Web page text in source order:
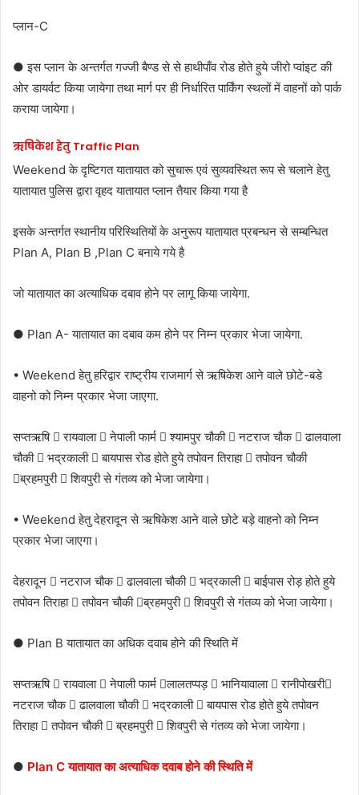
प्लान-C
● इस प्लान के अन्तर्गत गज्जी बैण्ड से से हाथीपाँव रोड होते हुये जीरो प्वांइट की
ओर डायर्वट किया जायेगा तथा मार्ग पर ही निर्धारित पार्किंग स्थलों में वाहनों को पार्क
कराया जायेगा।
ऋषिकेश हेतु Traffic Plan
Weekend के दृष्टिगत यातायात को सुचारू एवं सुव्यवस्थित रूप से चलाने हेतु
यातायात पुलिस द्वारा वृहद यातायात प्लान तैयार किया गया है
इसके अन्तर्गत स्थानीय परिस्थितियों के अनुरूप यातायात प्रबन्धन से सम्बन्धित
Plan A, Plan B ,Plan C बनाये गये है
जो यातायात का अत्याधिक दबाव होने पर लागू किया जायेगा.
● Plan A- यातायात का दबाव कम होने पर निम्न प्रकार भेजा जायेगा.
• Weekend हेतु हरिद्वार राष्ट्रीय राजमार्ग से ऋषिकेश आने वाले छोटे-बडे
वाहनो को निम्न प्रकार भेजा जाएगा.
सप्तऋषि  रायवाला  नेपाली फार्म  श्यामपुर चौकी  नटराज चौक  ढालवाला
चौकी  भद्रकाली  बायपास रोड होते हुये तपोवन तिराहा  तपोवन चौकी
ब्रहमपुरी  शिवपुरी से गंतव्य को भेजा जायेगा।
• Weekend हेतु देहरादून से ऋषिकेश आने वाले छोटे बड़े वाहनो को निम्न
प्रकार भेजा जाएगा।
देहरादून  नटराज चौक  ढालवाला चौकी  भद्रकाली  बाईपास रोड़ होते हुये
तपोवन तिराहा  तपोवन चौकी ब्रहमपुरी  शिवपुरी से गंतव्य को भेजा जायेगा।
● Plan B यातायात का अधिक दवाब होने की स्थिति में
सप्तऋषि  रायवाला  नेपाली फार्म लालतप्पड़  भानियावाला  रानीपोखरी
नटराज चौक  ढालवाला चौकी  भद्रकाली  बायपास रोड होते हुये तपोवन
तिराहा  तपोवन चौकी  ब्रहमपुरी  शिवपुरी से गंतव्य को भेजा जायेगा।
● Plan C यातायात का अत्याधिक दवाब होने की स्थिति में